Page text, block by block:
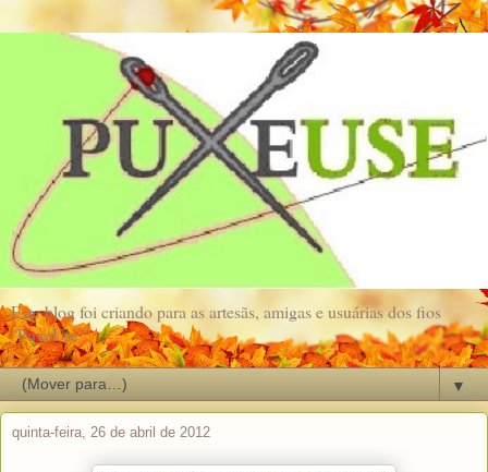
Este blog foi criando para as artesãs, amigas e usuárias dos fios
"PuxeUse".
▼
quinta-feira, 26 de abril de 2012